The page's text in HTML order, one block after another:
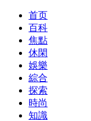
首页
百科
焦點
休閑
娛樂
綜合
探索
時尚
知識